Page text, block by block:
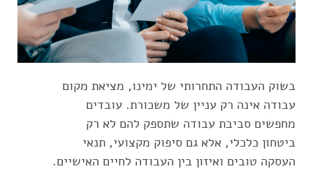
בשוק העבודה התחרותי של ימינו, מציאת מקום
עבודה אינה רק עניין של משכורת. עובדים
מחפשים סביבת עבודה שתספק להם לא רק
ביטחון כלכלי, אלא גם סיפוק מקצועי, תנאי
העסקה טובים ואיזון בין העבודה לחיים האישיים.